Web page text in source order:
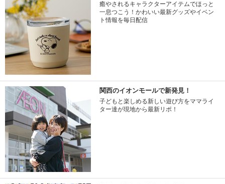
癒やされるキャラクターアイテムでほっと
一息つこう！かわいい最新グッズやイベン
ト情報を毎日配信
関西のイオンモールで新発見！
子どもと楽しめる新しい遊び方をママライ
ター達が現地から最新リポ！